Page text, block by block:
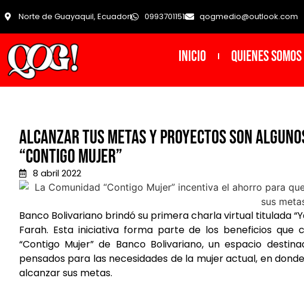
Norte de Guayaquil, Ecuador 0993701151 qogmedio@outlook.com
INICIO Quienes Somos
Alcanzar tus metas y proyectos son
“Contigo Mujer”
8 abril 2022
Banco Bolivariano brindó su primera charla virtual titulada
Farah. Esta iniciativa forma parte de los beneficios que
“Contigo Mujer” de Banco Bolivariano, un espacio
pensados para las necesidades de la mujer actual, en
alcanzar sus metas.